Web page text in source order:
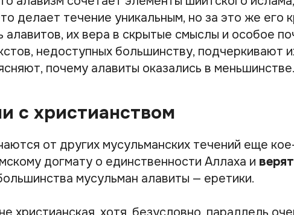
делает течение уникальным, но за это же его
их вера в скрытые смыслы и особое
недоступных большинству, подчеркивают
почему алавиты оказались в меньшинстве.
с христианством
от других мусульманских течений еще
догмату о единственности Аллаха и
мусульман алавиты — еретики.